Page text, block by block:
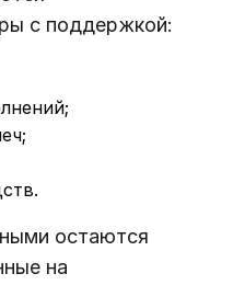
с поддержкой:
остаются
на